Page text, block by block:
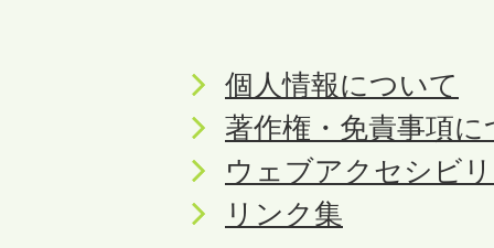
個人情報について
著作権・免責事項
ウェブアクセシビ
リンク集